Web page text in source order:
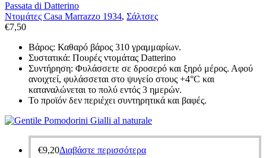
Passata di Datterino
Ντομάτες Casa Marrazzo 1934, Σάλτσες
€7,50
Βάρος: Καθαρό βάρος 310 γραμμαρίων.
Συστατικά: Πουρές ντομάτας Datterino
Συντήρηση: Φυλάσσετε σε δροσερό και ξηρό μέρος. Αφού
ανοιχτεί, φυλάσσεται στο ψυγείο στους +4°C και
καταναλώνεται το πολύ εντός 3 ημερών.
Το προϊόν δεν περιέχει συντηρητικά και βαφές.
€9,20Διαβάστε περισσότερα